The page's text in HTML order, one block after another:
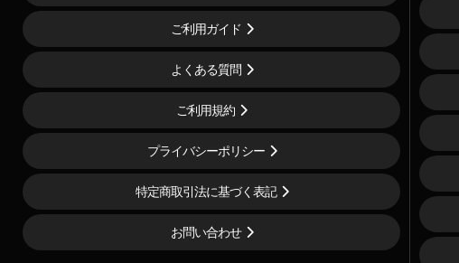
ご利用ガイド
よくある質問
ご利用規約
プライバシーポリシー
特定商取引法に基づく表記
お問い合わせ